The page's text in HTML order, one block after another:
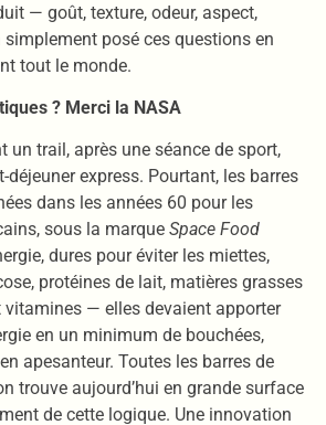
— goût, texture, odeur, aspect,
simplement posé ces questions en
tout le monde.
? Merci la NASA
un trail, après une séance de sport,
déjeuner express. Pourtant, les barres
dans les années 60 pour les
sous la marque Space Food
dures pour éviter les miettes,
protéines de lait, matières grasses
vitamines — elles devaient apporter
en un minimum de bouchées,
apesanteur. Toutes les barres de
trouve aujourd’hui en grande surface
de cette logique. Une innovation